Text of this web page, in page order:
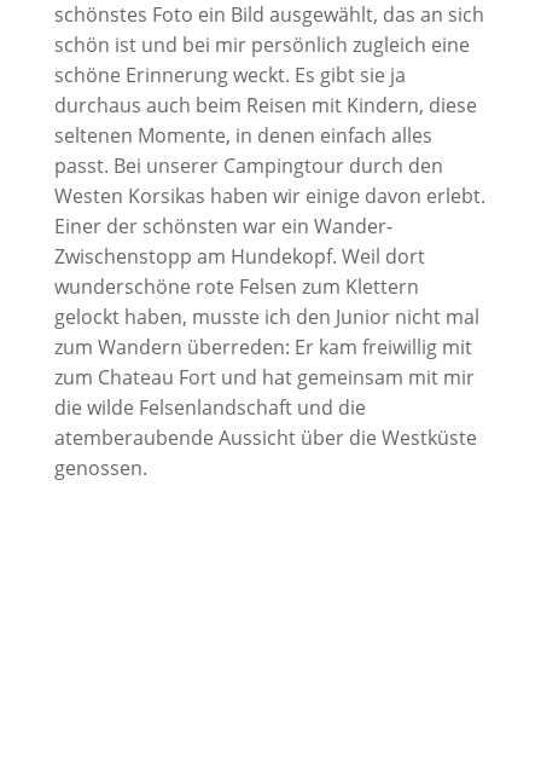
schönstes Foto ein Bild ausgewählt, das an sich
schön ist und bei mir persönlich zugleich eine
schöne Erinnerung weckt. Es gibt sie ja
durchaus auch beim Reisen mit Kindern, diese
seltenen Momente, in denen einfach alles
passt. Bei unserer Campingtour durch den
Westen Korsikas haben wir einige davon erlebt.
Einer der schönsten war ein Wander-
Zwischenstopp am Hundekopf. Weil dort
wunderschöne rote Felsen zum Klettern
gelockt haben, musste ich den Junior nicht mal
zum Wandern überreden: Er kam freiwillig mit
zum Chateau Fort und hat gemeinsam mit mir
die wilde Felsenlandschaft und die
atemberaubende Aussicht über die Westküste
genossen.